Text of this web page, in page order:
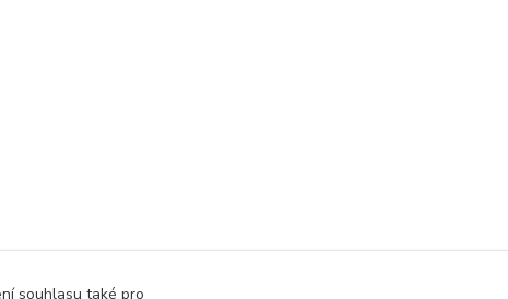
souhlasu také pro